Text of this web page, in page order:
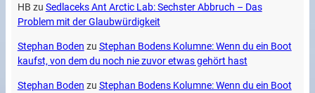
HB zu Sedlaceks Ant Arctic Lab: Sechster Abbruch – Das
Problem mit der Glaubwürdigkeit
Stephan Boden zu Stephan Bodens Kolumne: Wenn du ein Boot
kaufst, von dem du noch nie zuvor etwas gehört hast
Stephan Boden zu Stephan Bodens Kolumne: Wenn du ein Boot